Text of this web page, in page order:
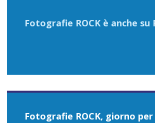
Fotografie ROCK è anche su
Fotografie ROCK, giorno